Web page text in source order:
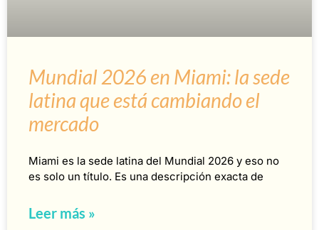
Mundial 2026 en Miami: la sede
latina que está cambiando el
mercado
Miami es la sede latina del Mundial 2026 y eso no
es solo un título. Es una descripción exacta de
Leer más »